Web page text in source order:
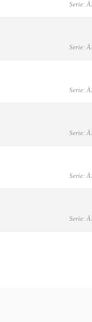
Serie:
Serie:
Serie:
Serie:
Serie:
Serie: